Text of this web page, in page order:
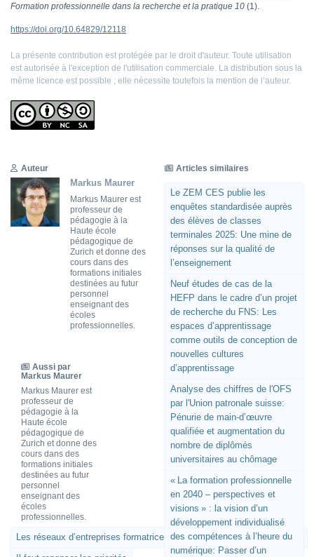
Formation professionnelle dans la recherche et la pratique 10 (1).
https://doi.org/10.64829/12118
La présente contribution est protégée par le droit d'auteur. Toute utilisation
est autorisée à l'exception de l'utilisation commerciale. La distribution sous la
même licence est possible ; elle nécessite toutefois la mention de l’auteur.
Auteur
Markus Maurer
Markus Maurer est
professeur de
pédagogie à la
Haute école
pédagogique de
Zurich et donne des
cours dans des
formations initiales
destinées au futur
personnel
enseignant des
écoles
professionnelles.
Aussi par
Markus Maurer
Markus Maurer est
professeur de
pédagogie à la
Haute école
pédagogique de
Zurich et donne des
cours dans des
formations initiales
destinées au futur
personnel
enseignant des
écoles
professionnelles.
Les réseaux d’entreprises formatrices comme prestataires de services
Articles similaires
Le ZEM CES publie les
enquêtes standardisée auprès
des élèves de classes
terminales 2025: Une mine de
réponses sur la qualité de
l’enseignement
Neuf études de cas de la
HEFP dans le cadre d’un projet
de recherche du FNS: Les
espaces d’apprentissage
comme outils de conception de
nouvelles cultures
d’apprentissage
Analyse des chiffres de l'OFS
par l'Union patronale suisse:
Pénurie de main-d’œuvre
qualifiée et augmentation du
nombre de diplômés
universitaires au chômage
« La formation professionnelle
en 2040 – perspectives et
visions » : la vision d’un
développement individualisé
des compétences à l’heure du
numérique: Passer d’un